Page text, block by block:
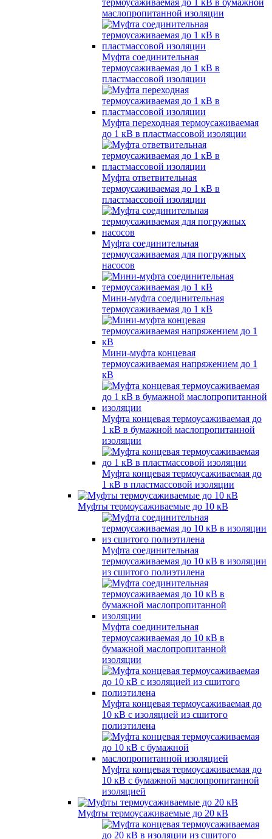
термоусаживаемая до 1 кВ в бумажной
маслопропитанной изоляции
Муфта соединительная
термоусаживаемая до 1 кВ в
пластмассовой изоляции
Муфта переходная термоусаживаемая
до 1 кВ в пластмассовой изоляции
Муфта ответвительная
термоусаживаемая до 1 кВ в
пластмассовой изоляции
Муфта соединительная
термоусаживаемая для погружных
насосов
Мини-муфта соединительная
термоусаживаемая до 1 кВ
Мини-муфта концевая
термоусаживаемая напряжением до 1
кВ
Муфта концевая термоусаживаемая до
1 кВ в бумажной маслопропитанной
изоляции
Муфта концевая термоусаживаемая до
1 кВ в пластмассовой изоляции
Муфты термоусаживаемые до 10 кВ
Муфта соединительная
термоусаживаемая до 10 кВ в изоляции
из сшитого полиэтилена
Муфта соединительная
термоусаживаемая до 10 кВ в
бумажной маслопропитанной
изоляции
Муфта концевая термоусаживаемая до
10 кВ с изоляцией из сшитого
полиэтилена
Муфта концевая термоусаживаемая до
10 кВ с бумажной маслопропитанной
изоляцией
Муфты термоусаживаемые до 20 кВ